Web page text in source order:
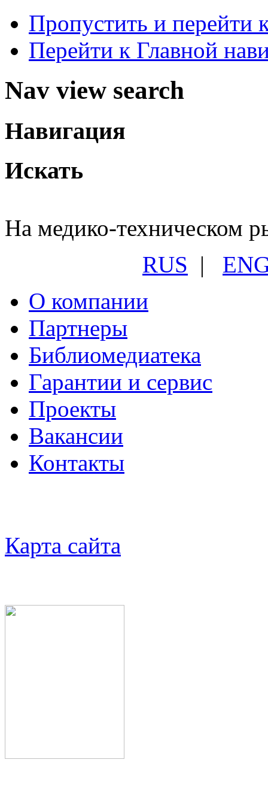
Пропустить и перейти
Перейти к Главной
Nav view search
Навигация
Искать
На медико-техническом
RUS |
О компании
Партнеры
Библиомедиатека
Гарантии и сервис
Проекты
Вакансии
Контакты
Карта сайта